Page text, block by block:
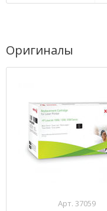
Оригиналы
Арт. 37059